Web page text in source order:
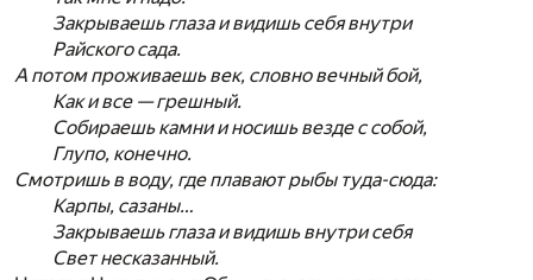
Закрываешь глаза и видишь себя внутри
Райского сада.
А потом проживаешь век, словно вечный бой,
Как и все — грешный.
Собираешь камни и носишь везде с собой,
Глупо, конечно.
Смотришь в воду, где плавают рыбы туда-сюда:
Карпы, сазаны…
Закрываешь глаза и видишь внутри себя
Свет несказанный.